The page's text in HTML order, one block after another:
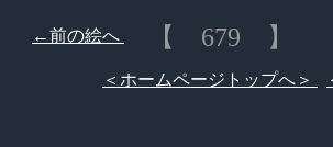
←前の絵へ 【 679 】
＜ホームページトップへ＞